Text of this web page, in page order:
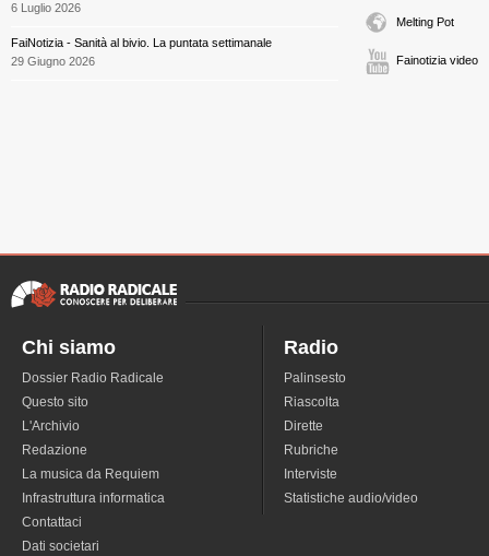
6 Luglio 2026
FaiNotizia - Sanità al bivio. La puntata settimanale
29 Giugno 2026
Melting Pot
Fainotizia video
Chi siamo
Dossier Radio Radicale
Questo sito
L'Archivio
Redazione
La musica da Requiem
Infrastruttura informatica
Contattaci
Dati societari
Radio
Palinsesto
Riascolta
Dirette
Rubriche
Interviste
Statistiche audio/video